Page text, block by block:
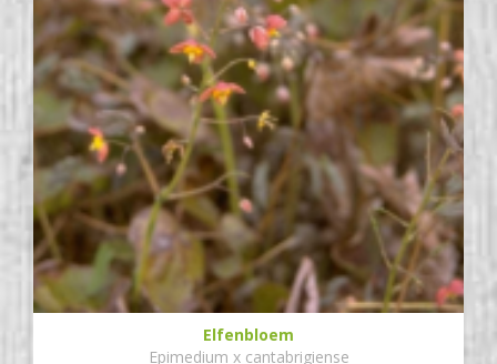
Elfenbloem
Epimedium x cantabrigiense